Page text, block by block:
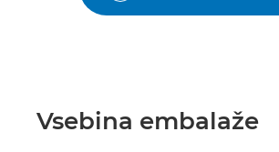
Vsebina embalaže